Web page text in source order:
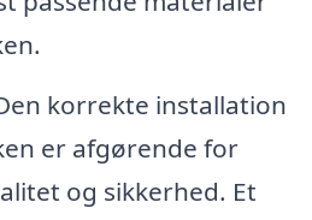
korrekte installation
er afgørende for
og sikkerhed. Et